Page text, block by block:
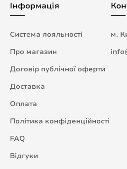
Інформація
Система лояльності
Про магазин
Договір публічної оферти
Доставка
Оплата
Політика конфіденційності
FAQ
Відгуки
м.